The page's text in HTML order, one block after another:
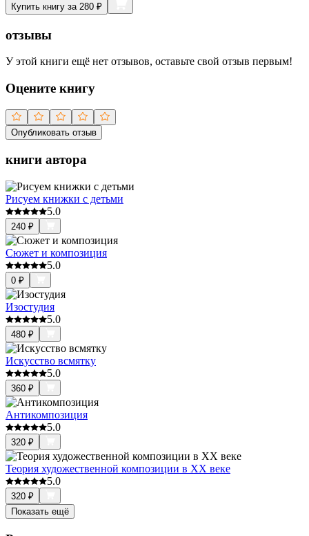
Купить книгу за 280 ₽
отзывы
У этой книги ещё нет отзывов, оставьте свой отзыв первым!
Оцените книгу
Опубликовать отзыв
книги автора
Рисуем книжки с детьми
5.0
240 ₽
Сюжет и композиция
5.0
0 ₽
Изостудия
5.0
480 ₽
Искусство всмятку
5.0
360 ₽
Антикомпозиция
5.0
320 ₽
Теория художественной композиции в ХХ веке
5.0
320 ₽
Показать ещё